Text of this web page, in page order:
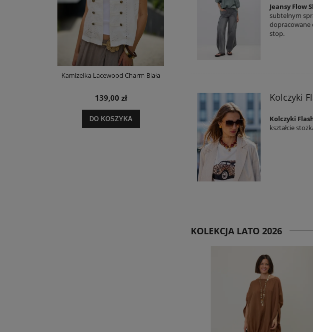
Kamizelka Lacewood Charm Biała
139,00 zł
DO KOSZYKA
Jeansy Flow
subtelnym
dopracowane
stop.
Kolczyki
Kolczyki
kształcie
KOLEKCJA LATO 2026